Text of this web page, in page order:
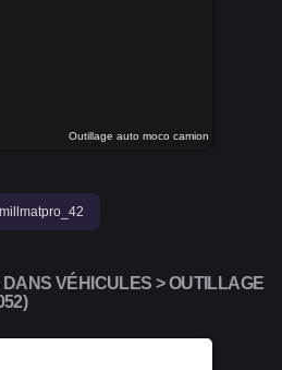
Outillage auto moco camion
VÉHICULES > OUTILLAGE